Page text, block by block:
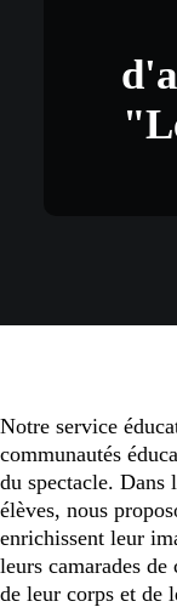
Notre service
communautés
du spectacle. Dans
élèves, nous
enrichissent leur
leurs camarades
de leur corps et de